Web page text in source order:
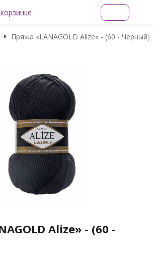
Пряжа «LANAGOLD Alize» - (60 - Черный)
Alize» - (60 -